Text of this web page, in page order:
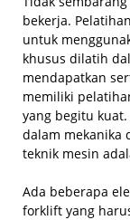
bekerja.
untuk
khusus dilatih
mendapatkan
memiliki
yang begitu
dalam mekanika
teknik mesin
Ada beberapa
forklift yang